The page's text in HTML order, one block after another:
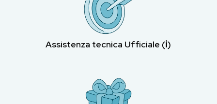
Assistenza tecnica Ufficiale (ℹ︎)